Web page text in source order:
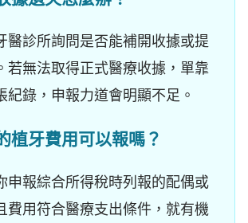
醫診所詢問是否能補開收據或提
若無法取得正式醫療收據，單靠
紀錄，申報力道會明顯不足。
植牙費用可以報嗎？
申報綜合所得稅時列報的配偶或
費用符合醫療支出條件，就有機